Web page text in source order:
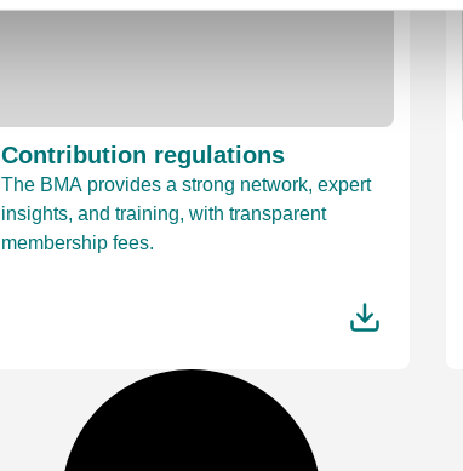
Contribution regulations
The BMA provides a strong network, expert
insights, and training, with transparent
membership fees.